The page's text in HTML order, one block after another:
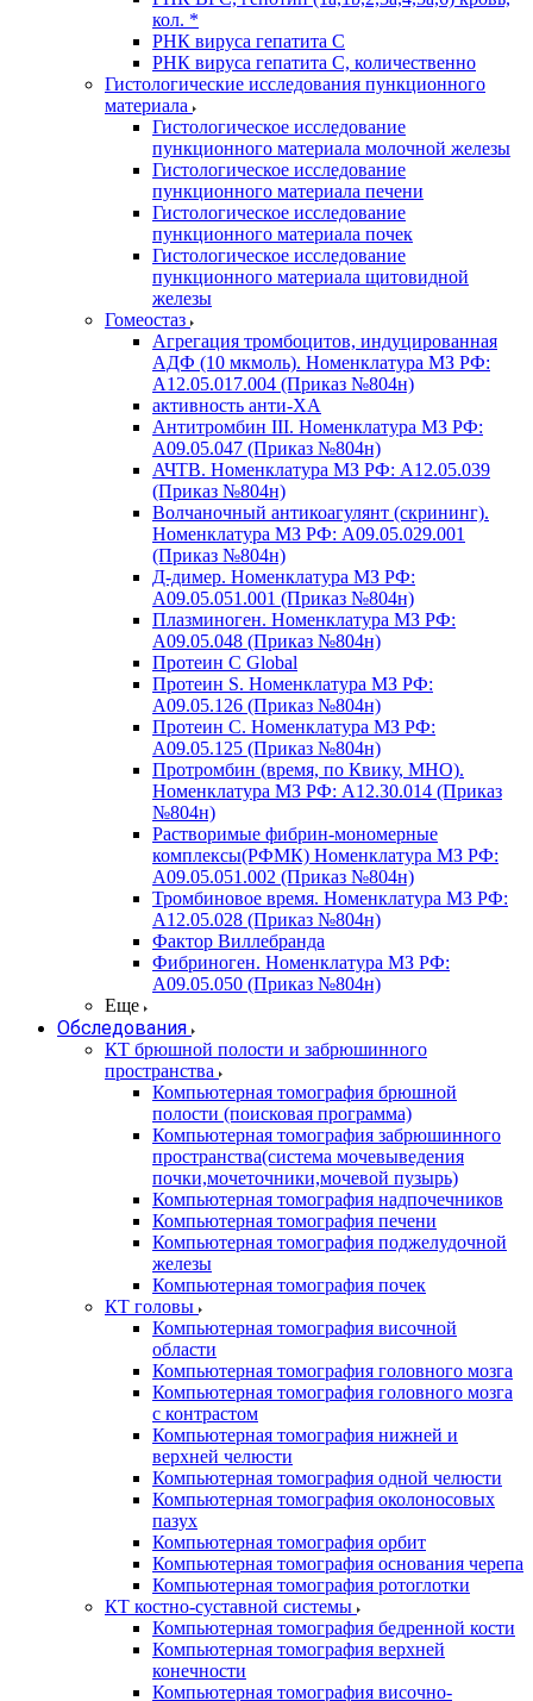
кол. *
РНК вируса гепатита C
РНК вируса гепатита C, количественно
Гистологические исследования пункционного
материала
Гистологическое исследование
пункционного материала молочной железы
Гистологическое исследование
пункционного материала печени
Гистологическое исследование
пункционного материала почек
Гистологическое исследование
пункционного материала щитовидной
железы
Гомеостаз
Агрегация тромбоцитов, индуцированная
АДФ (10 мкмоль). Номенклатура МЗ РФ:
A12.05.017.004 (Приказ №804н)
активность анти-ХА
Антитромбин III. Номенклатура МЗ РФ:
A09.05.047 (Приказ №804н)
АЧТВ. Номенклатура МЗ РФ: A12.05.039
(Приказ №804н)
Волчаночный антикоагулянт (скрининг).
Номенклатура МЗ РФ: A09.05.029.001
(Приказ №804н)
Д-димер. Номенклатура МЗ РФ:
A09.05.051.001 (Приказ №804н)
Плазминоген. Номенклатура МЗ РФ:
A09.05.048 (Приказ №804н)
Протеин C Global
Протеин S. Номенклатура МЗ РФ:
A09.05.126 (Приказ №804н)
Протеин С. Номенклатура МЗ РФ:
A09.05.125 (Приказ №804н)
Протромбин (время, по Квику, МНО).
Номенклатура МЗ РФ: A12.30.014 (Приказ
№804н)
Растворимые фибрин-мономерные
комплексы(РФМК) Номенклатура МЗ РФ:
A09.05.051.002 (Приказ №804н)
Тромбиновое время. Номенклатура МЗ РФ:
A12.05.028 (Приказ №804н)
Фактор Виллебранда
Фибриноген. Номенклатура МЗ РФ:
A09.05.050 (Приказ №804н)
Еще
Обследования
КТ брюшной полости и забрюшинного
пространства
Компьютерная томография брюшной
полости (поисковая программа)
Компьютерная томография забрюшинного
пространства(система мочевыведения
почки,мочеточники,мочевой пузырь)
Компьютерная томография надпочечников
Компьютерная томография печени
Компьютерная томография поджелудочной
железы
Компьютерная томография почек
КТ головы
Компьютерная томография височной
области
Компьютерная томография головного мозга
Компьютерная томография головного мозга
с контрастом
Компьютерная томография нижней и
верхней челюсти
Компьютерная томография одной челюсти
Компьютерная томография околоносовых
пазух
Компьютерная томография орбит
Компьютерная томография основания черепа
Компьютерная томография ротоглотки
КТ костно-суставной системы
Компьютерная томография бедренной кости
Компьютерная томография верхней
конечности
Компьютерная томография височно-